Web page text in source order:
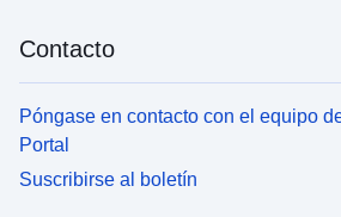
Contacto
Póngase en contacto con el equipo
Portal
Suscribirse al boletín